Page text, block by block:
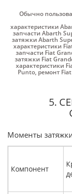
Обычно
характеристики
запчасти Abarth
затяжки Abarth
характеристики
запчасти Fiat
затяжки Fiat
характеристики
Punto, ремонт
5.
Моменты
Компонент